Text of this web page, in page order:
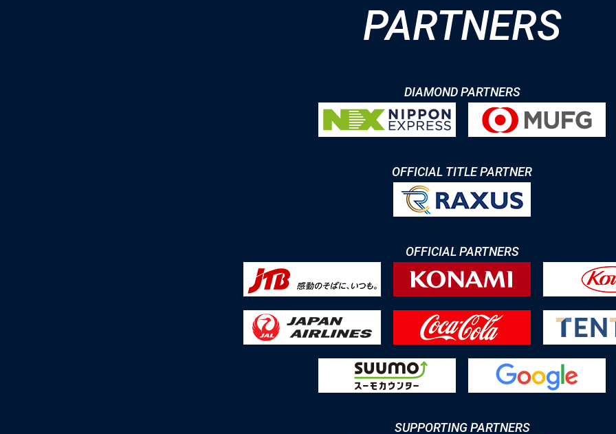
PARTNERS
DIAMOND PARTNERS
OFFICIAL TITLE PARTNER
OFFICIAL PARTNERS
SUPPORTING PARTNERS